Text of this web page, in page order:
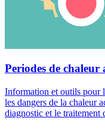
Periodes de chaleur
Information et outils pour
les dangers de la chaleur
diagnostic et le traitement